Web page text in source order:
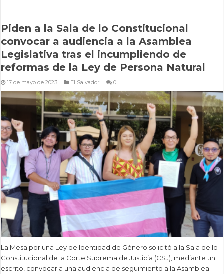
Piden a la Sala de lo Constitucional
convocar a audiencia a la Asamblea
Legislativa tras el incumpliendo de
reformas de la Ley de Persona Natural
17 de mayo de 2023 El Salvador 0
La Mesa por una Ley de Identidad de Género solicitó a la Sala de lo
Constitucional de la Corte Suprema de Justicia (CSJ), mediante un
escrito, convocar a una audiencia de seguimiento a la Asamblea